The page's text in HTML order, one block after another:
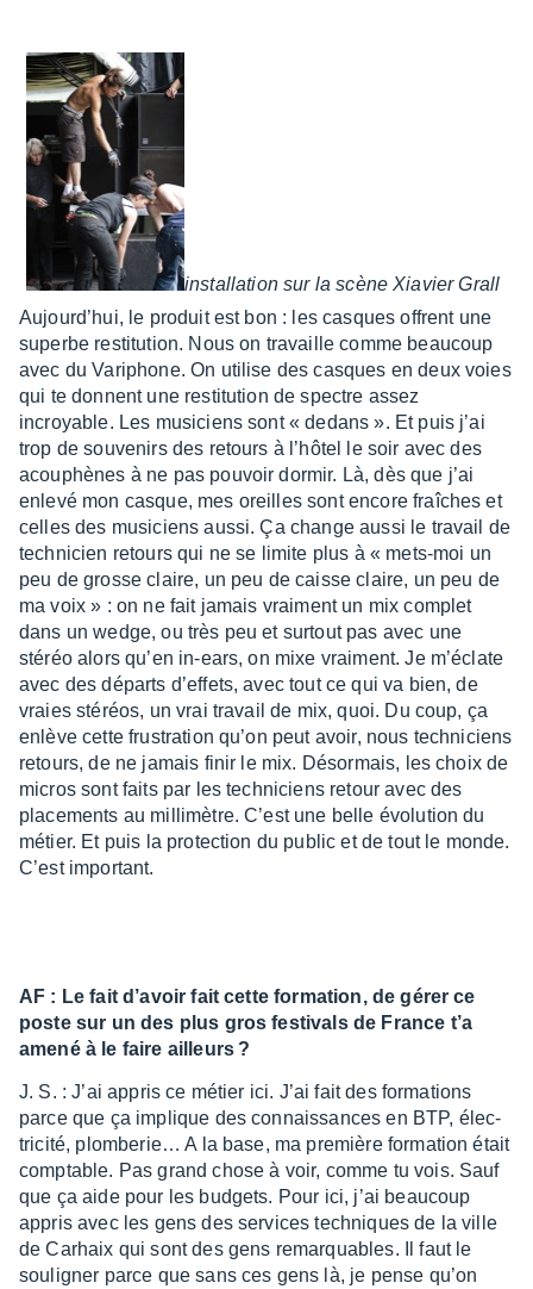
instal­la­tion sur la scène Xiavier Grall
Aujour­d’hui, le produit est bon : les casques offrent une
superbe resti­tu­tion. Nous on travaille comme beau­coup
avec du Vari­phone. On utilise des casques en deux voies
qui te donnent une resti­tu­tion de spectre assez
incroyable. Les musi­ciens sont « dedans ». Et puis j’ai
trop de souve­nirs des retours à l’hô­tel le soir avec des
acou­phènes à ne pas pouvoir dormir. Là, dès que j’ai
enlevé mon casque, mes oreilles sont encore fraîches et
celles des musi­ciens aussi. Ça change aussi le travail de
tech­ni­cien retours qui ne se limite plus à « mets-moi un
peu de grosse claire, un peu de caisse claire, un peu de
ma voix » : on ne fait jamais vrai­ment un mix complet
dans un wedge, ou très peu et surtout pas avec une
stéréo alors qu’en in-ears, on mixe vrai­ment. Je m’éclate
avec des départs d’ef­fets, avec tout ce qui va bien, de
vraies stéréos, un vrai travail de mix, quoi. Du coup, ça
enlève cette frus­tra­tion qu’on peut avoir, nous tech­ni­ciens
retours, de ne jamais finir le mix. Désor­mais, les choix de
micros sont faits par les tech­ni­ciens retour avec des
place­ments au milli­mètre. C’est une belle évolu­tion du
métier. Et puis la protec­tion du public et de tout le monde.
C’est impor­tant.
AF : Le fait d’avoir fait cette forma­tion, de gérer ce
poste sur un des plus gros festi­vals de France t’a
amené à le faire ailleurs ?
J. S. : J’ai appris ce métier ici. J’ai fait des forma­tions
parce que ça implique des connais­sances en BTP, élec­
tri­cité, plom­be­rie… A la base, ma première forma­tion était
comp­table. Pas grand chose à voir, comme tu vois. Sauf
que ça aide pour les budgets. Pour ici, j’ai beau­coup
appris avec les gens des services tech­niques de la ville
de Carhaix qui sont des gens remarquables. Il faut le
souli­gner parce que sans ces gens là, je pense qu’on